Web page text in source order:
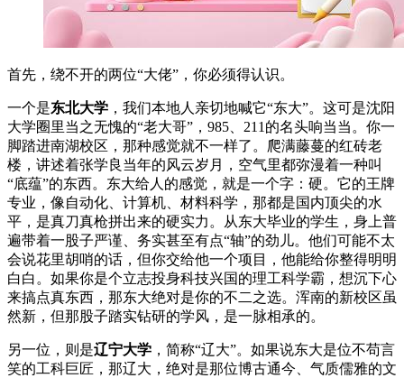
首先，绕不开的两位“大佬”，你必须得认识。
一个是东北大学 ，我们本地人亲切地喊它“东大”。这可是沈阳
大学圈里当之无愧的“老大哥”，985、211的名头响当当。你一
脚踏进南湖校区，那种感觉就不一样了。爬满藤蔓的红砖老
楼，讲述着张学良当年的风云岁月，空气里都弥漫着一种叫
“底蕴”的东西。东大给人的感觉，就是一个字：硬。它的王牌
专业，像自动化、计算机、材料科学，那都是国内顶尖的水
平，是真刀真枪拼出来的硬实力。从东大毕业的学生，身上普
遍带着一股子严谨、务实甚至有点“轴”的劲儿。他们可能不太
会说花里胡哨的话，但你交给他一个项目，他能给你整得明明
白白。如果你是个立志投身科技兴国的理工科学霸，想沉下心
来搞点真东西，那东大绝对是你的不二之选。浑南的新校区虽
然新，但那股子踏实钻研的学风，是一脉相承的。
另一位，则是辽宁大学 ，简称“辽大”。如果说东大是位不苟言
笑的工科巨匠，那辽大，绝对是那位博古通今、气质儒雅的文